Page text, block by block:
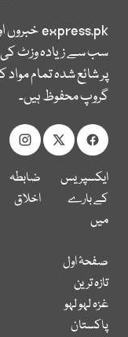
express.pkخبروں
سب سے زیادہ وزٹ
پر شائع شدہ تمام
گروپ محفوظ ہیں۔
ایکسپریس
کے بارے
میں
ضابطہ
اخلاق
صفحۂ اول
تازہ ترین
غزہ لہو لہو
پاکستان